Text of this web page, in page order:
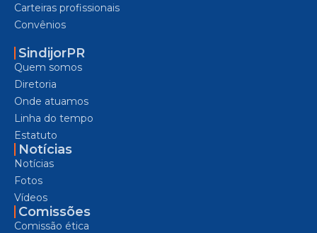
Carteiras profissionais
Convênios
SindijorPR
Quem somos
Diretoria
Onde atuamos
Linha do tempo
Estatuto
Notícias
Notícias
Fotos
Vídeos
Comissões
Comissão ética